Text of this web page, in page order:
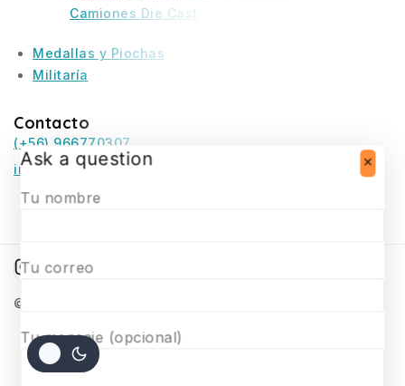
Camiones Die Cast
Medallas y Piochas
Militaría
Contacto
(+56) 966770307
infosurmaquetas@surmaquetas.cl
© 2026 Surmaquetas
Ask a question
Tu nombre
Tu correo
Tu mensaje (opcional)